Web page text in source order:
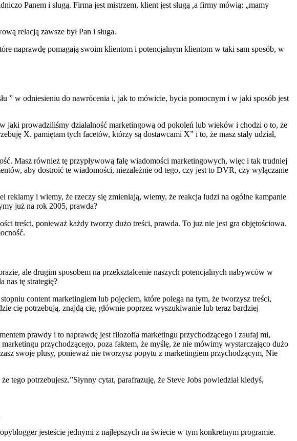
Panem i sługą. Firma jest mistrzem, klient jest sługą ,a firmy mówią: „mamy
relacją zawsze był Pan i sługa.
naprawdę pomagają swoim klientom i potencjalnym klientom w taki sam sposób, w
” w odniesieniu do nawrócenia i, jak to mówicie, bycia pomocnym i w jaki sposób jest
jaki prowadziliśmy działalność marketingową od pokoleń lub wieków i chodzi o to, że
X. pamiętam tych facetów, którzy są dostawcami X” i to, że masz stały udział,
Masz również tę przypływową falę wiadomości marketingowych, więc i tak trudniej
aby dostroić te wiadomości, niezależnie od tego, czy jest to DVR, czy wyłączanie
reklamy i wiemy, że rzeczy się zmieniają, wiemy, że reakcja ludzi na ogólne kampanie
już na rok 2005, prawda?
treści, ponieważ każdy tworzy dużo treści, prawda. To już nie jest gra objętościowa.
ale drugim sposobem na przekształcenie naszych potencjalnych nabywców w
nas tę strategię?
content marketingiem lub pojęciem, które polega na tym, że tworzysz treści,
cię potrzebują, znajdą cię, głównie poprzez wyszukiwanie lub teraz bardziej
prawdy i to naprawdę jest filozofia marketingu przychodzącego i zaufaj mi,
przychodzącego, poza faktem, że myślę, że nie mówimy wystarczająco dużo
swoje plusy, ponieważ nie tworzysz popytu z marketingiem przychodzącym, Nie
potrzebujesz.”Słynny cytat, parafrazuję, że Steve Jobs powiedział kiedyś,
jesteście jednymi z najlepszych na świecie w tym konkretnym programie.